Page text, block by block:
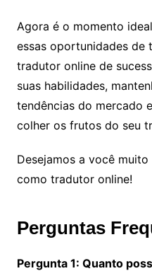
Agora é o momento
essas oportunidades de
tradutor online de
suas habilidades,
tendências do mercado
colher os frutos do seu
Desejamos a você
como tradutor online!
Perguntas
Pergunta 1: Quanto